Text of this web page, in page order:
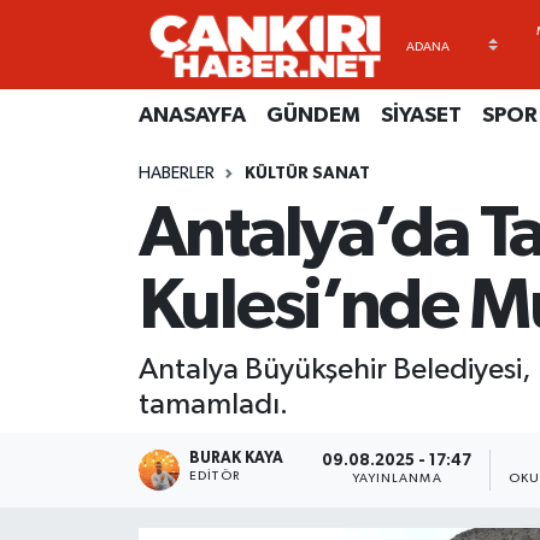
ANASAYFA GÜNDEM SİYASET SPOR
HABERLER KÜLTÜR SANAT
Antalya’da
Kulesi’nde
Antalya Büyükşehir Belediyesi,
tamamladı.
BURAK KAYA
EDITÖR
09.08.2025 - 17:47
YAYINLANMA
ANASAYFA
RESMİ İLANLAR
Künye
Gizlilik Sözleşmesi
BİYOGRAFİLER
GÜNDEM
Merkez Hava Durumu
Süper Lig Puan Durumu ve Fikstür
Tüm Manşetler
Haber Arşivi